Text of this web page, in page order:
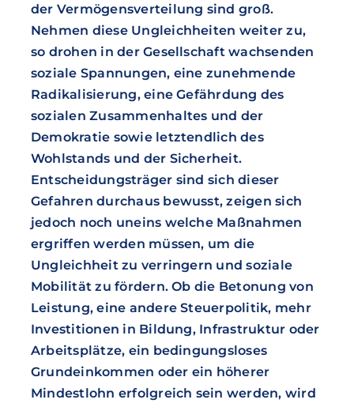
der Vermögensverteilung sind groß.
Nehmen diese Ungleichheiten weiter zu,
so drohen in der Gesellschaft wachsenden
soziale Spannungen, eine zunehmende
Radikalisierung, eine Gefährdung des
sozialen Zusammenhaltes und der
Demokratie sowie letztendlich des
Wohlstands und der Sicherheit.
Entscheidungsträger sind sich dieser
Gefahren durchaus bewusst, zeigen sich
jedoch noch uneins welche Maßnahmen
ergriffen werden müssen, um die
Ungleichheit zu verringern und soziale
Mobilität zu fördern. Ob die Betonung von
Leistung, eine andere Steuerpolitik, mehr
Investitionen in Bildung, Infrastruktur oder
Arbeitsplätze, ein bedingungsloses
Grundeinkommen oder ein höherer
Mindestlohn erfolgreich sein werden, wird